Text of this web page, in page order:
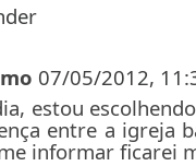
07/05/2012,
estou
entre a igreja
informar ficarei